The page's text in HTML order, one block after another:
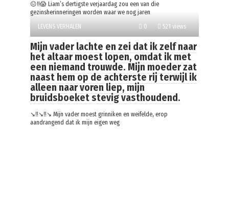
😐‼️😱 Liam’s dertigste verjaardag zou een van die
gezinsherinneringen worden waar we nog jaren
LEVENS VERHALEN
0 521 views
Mijn vader lachte en zei dat ik zelf naar
het altaar moest lopen, omdat ik met
een niemand trouwde. Mijn moeder zat
naast hem op de achterste rij terwijl ik
alleen naar voren liep, mijn
bruidsboeket stevig vasthoudend.
↘️‼️↘️‼️↘️ Mijn vader moest grinniken en weifelde, erop
aandrangend dat ik mijn eigen weg